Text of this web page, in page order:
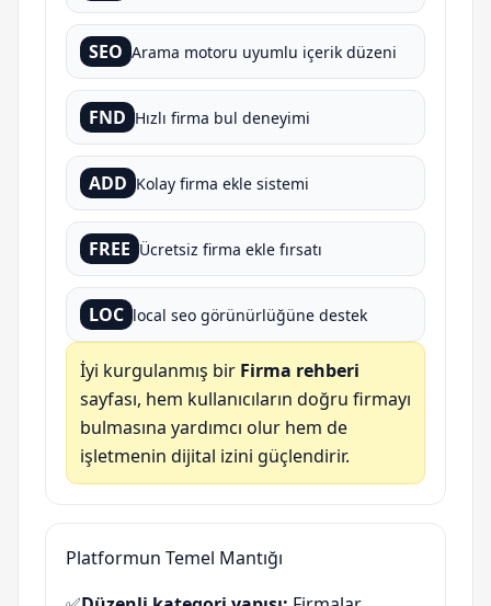
SEO Arama motoru uyumlu içerik düzeni
FND Hızlı firma bul deneyimi
ADD Kolay firma ekle sistemi
FREE Ücretsiz firma ekle fırsatı
LOC local seo görünürlüğüne destek
İyi kurgulanmış bir Firma rehberi
sayfası, hem kullanıcıların doğru firmayı
bulmasına yardımcı olur hem de
işletmenin dijital izini güçlendirir.
Platformun Temel Mantığı